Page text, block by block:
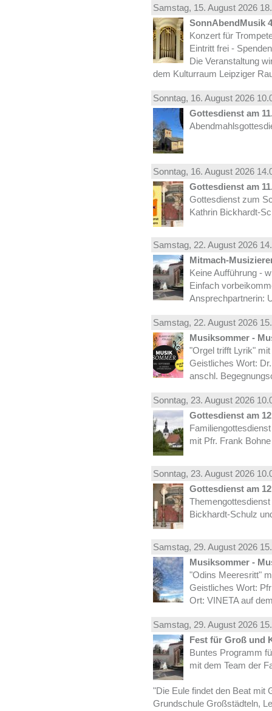
Samstag, 15. August 2026
SonnAbendMusik 4
Konzert für
Eintritt frei -
Die Veranstaltung
dem Kulturraum Leipziger
Sonntag, 16. August 2026
Gottesdienst am
Sonntag, 16. August 2026
Gottesdienst am
Gottesdienst zum
Kathrin Bickhardt-
Samstag, 22. August 2026
Mitmach-
Keine Aufführung -
Einfach
Ansprechpartnerin:
Samstag, 22. August 2026
Musiksommer -
"Orgel trifft Lyrik"
Geistliches Wort:
anschl.
Sonntag, 23. August 2026
Gottesdienst am
mit Pfr. Frank
Sonntag, 23. August 2026
Gottesdienst am
Bickhardt-Schulz
Samstag, 29. August 2026
Musiksommer -
"Odins Meeresritt"
Geistliches Wort:
Ort: VINETA auf
Samstag, 29. August 2026
Fest für Groß und
Buntes Programm
mit dem Team der
"Die Eule findet den Beat mit
Grundschule Großstädteln,